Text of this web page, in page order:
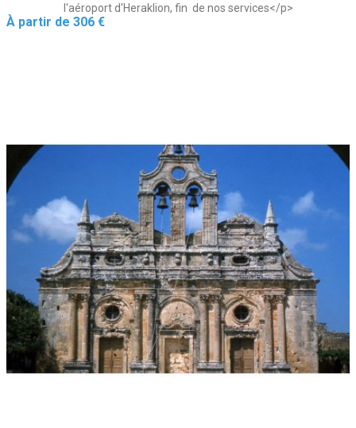
l'aéroport d'Heraklion, fin de nos services</p>
Prix
À partir de 306 €